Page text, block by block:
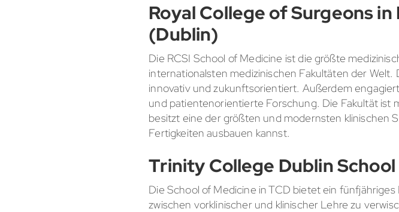
Royal College of Surgeons
(Dublin)
Die RCSI School of Medicine ist die größte
internationalsten medizinischen Fakultäten der
innovativ und zukunftsorientiert. Außerdem
und patientenorientierte Forschung. Die Fakultät ist
besitzt eine der größten und modernsten klinischen
Fertigkeiten ausbauen kannst.
Trinity College Dublin
Die School of Medicine in TCD bietet ein
zwischen vorklinischer und klinischer Lehre zu